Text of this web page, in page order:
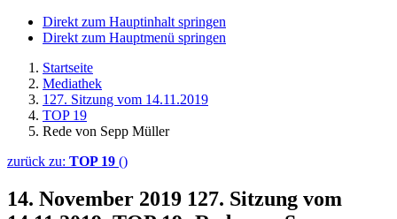
Direkt zum Hauptinhalt springen
Direkt zum Hauptmenü springen
Startseite
Mediathek
127. Sitzung vom 14.11.2019
TOP 19
Rede von Sepp Müller
zurück zu: TOP 19 ()
14. November 2019 127. Sitzung vom